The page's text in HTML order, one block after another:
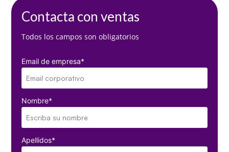
Contacta con ventas
Todos los campos son obligatorios
Email de empresa*
Nombre*
Apellidos*